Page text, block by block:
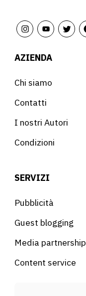
AZIENDA
Chi siamo
Contatti
I nostri Autori
Condizioni
SERVIZI
Pubblicità
Guest blogging
Media partnership
Content service